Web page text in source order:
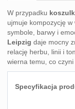
W przypadku
ujmuje kompozycję w
symbole, barwy i
Leipzig daje mocny
relację herbu, linii i
wierna temu, co czyni
Specyfikacja